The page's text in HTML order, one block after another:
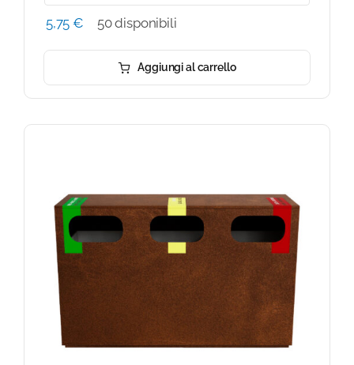
5,75€ 50 disponibili
Aggiungi al carrello